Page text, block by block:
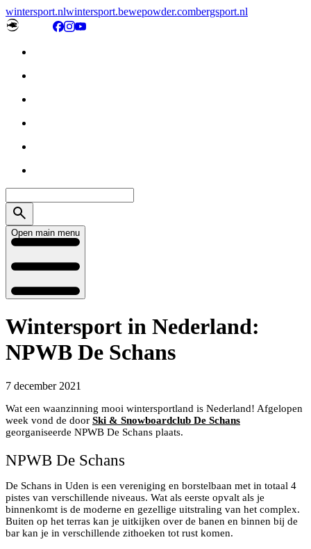
wintersport.nlwintersport.bewepowder.combergsport.nl
Open main menu
Wintersport in Nederland:
NPWB De Schans
7 december 2021
Wat een waanzinning mooi wintersportland is Nederland! Afgelopen
week vond de door Ski & Snowboardclub De Schans
georganiseerde NPWB De Schans plaats.
NPWB De Schans
De Schans in Uden is een vereniging en borstelbaan met in totaal 4
pistes van verschillende niveaus. Wat als eerste opvalt als je
binnenkomt is de moderne en gezellige uitstraling van het complex.
Buiten op het terras kan je uitkijken over de banen en binnen bij de
bar kan je in verschillende zithoeken tot rust komen.